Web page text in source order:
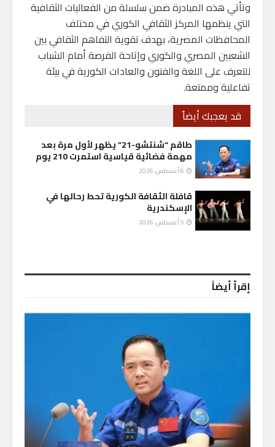
وتأتي هذه المبادرة ضمن سلسلة من الفعاليات الثقافية
التي ينظمها المركز الثقافي الكوري في مختلف
المحافظات المصرية، بهدف تقوية التفاهم الثقافي بين
الشعبين المصري والكوري وإتاحة الفرصة أمام الشباب
للتعرف على اللغة والفنون والعادات الكورية في بيئة
تفاعلية وممتعة.
قد يعجبك أيضاً
طاقم “شنتشو-21” يظهر لأول مرة بعد
مهمة فضائية قياسية استمرت 210 يوم
قافلة الثقافة الكورية تحط رحالها في
الإسكندرية
إقرأ أيضاً